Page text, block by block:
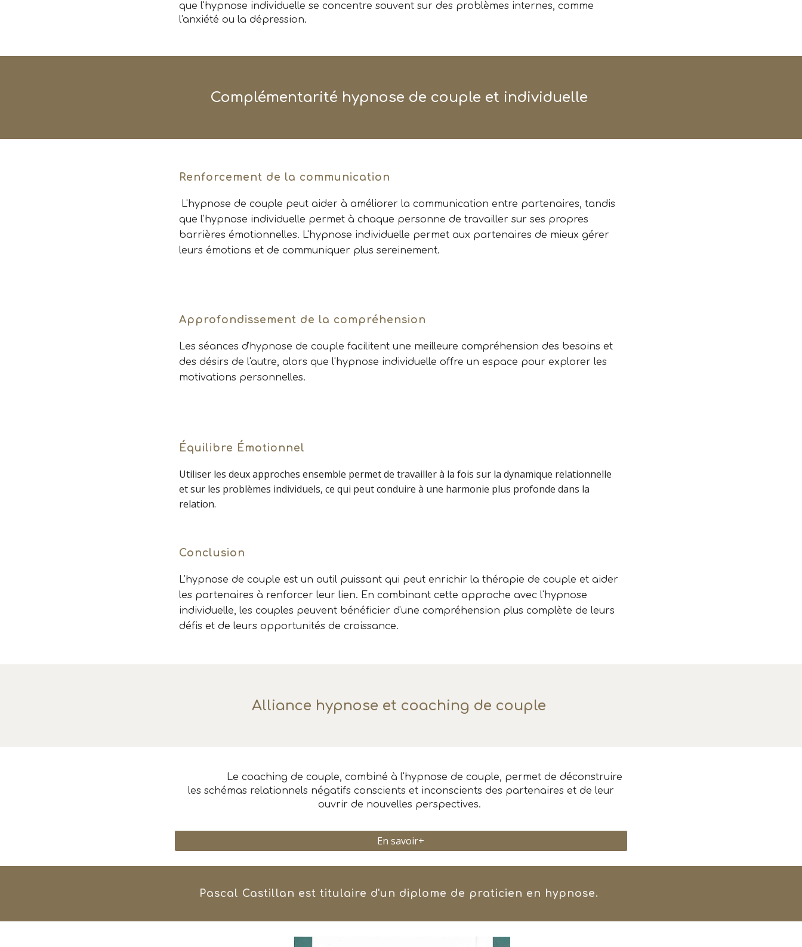
que l'hypnose individuelle se concentre souvent sur des problèmes internes, comme
l'anxiété ou la dépression.
Complémentarité hypnose de couple et individuelle
Renforcement de la communication
L'hypnose de couple peut aider à améliorer la communication entre partenaires, tandis
que l'hypnose individuelle permet à chaque personne de travailler sur ses propres
barrières émotionnelles. L'hypnose individuelle permet aux partenaires de mieux gérer
leurs émotions et de communiquer plus sereinement.
Approfondissement de la compréhension
Les séances d'hypnose de couple facilitent une meilleure compréhension des besoins et
des désirs de l'autre, alors que l'hypnose individuelle offre un espace pour explorer les
motivations personnelles.
Équilibre Émotionnel
Utiliser les deux approches ensemble permet de travailler à la fois sur la dynamique relationnelle
et sur les problèmes individuels, ce qui peut conduire à une harmonie plus profonde dans la
relation.
Conclusion
L'hypnose de couple est un outil puissant qui peut enrichir la thérapie de couple et aider
les partenaires à renforcer leur lien. En combinant cette approche avec l'hypnose
individuelle, les couples peuvent bénéficier d'une compréhension plus complète de leurs
défis et de leurs opportunités de croissance.
Alliance hypnose et coaching de couple
Le coaching de couple, combiné à l'hypnose de couple, permet de déconstruire
les schémas relationnels négatifs conscients et inconscients des partenaires et de leur
ouvrir de nouvelles perspectives.
En savoir+
Pascal Castillan est titulaire d'un diplome de praticien en hypnose.